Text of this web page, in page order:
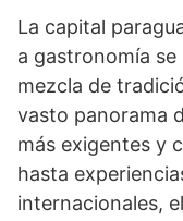
La capital
a gastronomía se
mezcla de
vasto panorama
más exigentes y
hasta
internacionales,